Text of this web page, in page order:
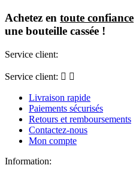
Achetez en toute confiance
une bouteille cassée !
Service client:
Service client:  
Livraison rapide
Paiements sécurisés
Retours et remboursements
Contactez-nous
Mon compte
Information: